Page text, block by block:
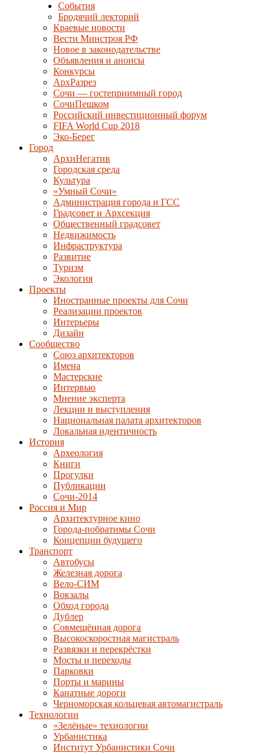
События
Бродячий лекторий
Краевые новости
Вести Минстроя РФ
Новое в законодательстве
Объявления и анонсы
Конкурсы
АрхРазрез
Сочи — гостеприимный город
СочиПешком
Российский инвестиционный форум
FIFA World Cup 2018
Эко-Берег
Город
АрхиНегатив
Городская среда
Культура
«Умный Сочи»
Администрация города и ГСС
Градсовет и Архсекция
Общественный градсовет
Недвижимость
Инфраструктура
Развитие
Туризм
Экология
Проекты
Иностранные проекты для Сочи
Реализации проектов
Интерьеры
Дизайн
Сообщество
Союз архитекторов
Имена
Мастерские
Интервью
Мнение эксперта
Лекции и выступления
Национальная палата архитекторов
Локальная идентичность
История
Археология
Книги
Прогулки
Публикации
Сочи-2014
Россия и Мир
Архитектурное кино
Города-побратимы Сочи
Концепции будущего
Транспорт
Автобусы
Железная дорога
Вело-СИМ
Вокзалы
Обход города
Дублер
Совмещённая дорога
Высокоскоростная магистраль
Развязки и перекрёстки
Мосты и переходы
Парковки
Порты и марины
Канатные дороги
Черноморская кольцевая автомагистраль
Технологии
«Зелёные» технологии
Урбанистика
Институт Урбанистики Сочи